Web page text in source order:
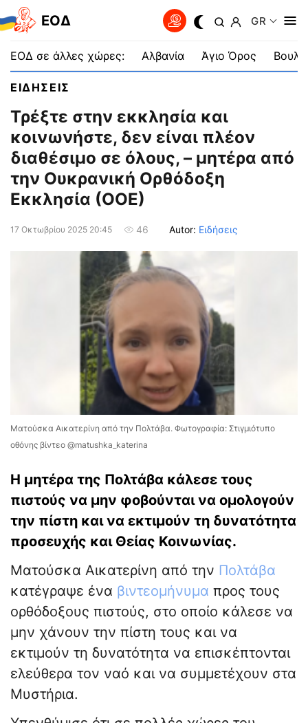
EOΔ GR
ΕΟΔ σε άλλες χώρες: Αλβανία Άγιο Όρος
ΕΙΔΗΣΕΙΣ
Τρέξτε στην εκκλησία και
κοινωνήστε, δεν είναι πλέον
διαθέσιμο σε όλους, – μητέρα από
την Ουκρανική Ορθόδοξη
Εκκλησία (ΟΟΕ)
17 Οκτωβρίου 2025 20:45 46 Autor: Ειδήσεις
Ματούσκα Αικατερίνη από την Πολτάβα. Φωτογραφία: Στιγμιότυπο
οθόνης βίντεο @matushka_katerina
Η μητέρα της Πολτάβα κάλεσε τους
πιστούς να μην φοβούνται να ομολογούν
την πίστη και να εκτιμούν τη δυνατότητα
προσευχής και Θείας Κοινωνίας.
Ματούσκα Αικατερίνη από την Πολτάβα
κατέγραψε ένα βιντεομήνυμα προς τους
ορθόδοξους πιστούς, στο οποίο κάλεσε να
μην χάνουν την πίστη τους και να
εκτιμούν τη δυνατότητα να επισκέπτονται
ελεύθερα τον ναό και να συμμετέχουν στα
Μυστήρια.